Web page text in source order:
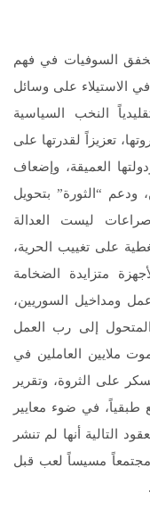
السوفيات في فهم
الاستيلاء على وسائل
النخب السياسية
تعزيزاً لقدرتها على
العميقة، وإضعاف
ودعم “الثورة” بتحويل
ليست العدالة
على تغييب الحرية،
متزايدة الضخامة
ومداخيل السوريين،
إلى رب العمل
ملايين العاملين في
على الثروة، وتقرير
طبقياً، في ضوء معايير
التالية أنها لم تنشر
مجتمعاً مسيساً لعب قبل